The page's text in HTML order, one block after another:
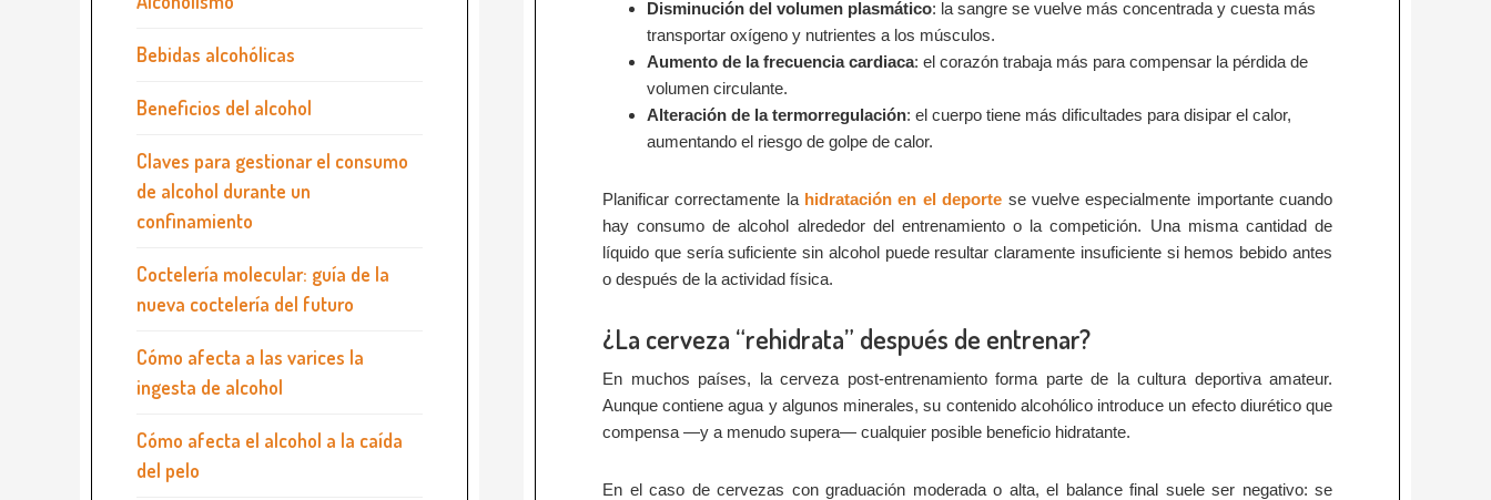
Disminución del volumen plasmático: la sangre se vuelve más concentrada y cuesta más
transportar oxígeno y nutrientes a los músculos.
Aumento de la frecuencia cardiaca: el corazón trabaja más para compensar la pérdida de
volumen circulante.
Alteración de la termorregulación: el cuerpo tiene más dificultades para disipar el calor,
aumentando el riesgo de golpe de calor.
Planificar correctamente la hidratación en el deporte se vuelve especialmente importante cuando
hay consumo de alcohol alrededor del entrenamiento o la competición. Una misma cantidad de
líquido que sería suficiente sin alcohol puede resultar claramente insuficiente si hemos bebido antes
o después de la actividad física.
¿La cerveza “rehidrata” después de entrenar?
En muchos países, la cerveza post-entrenamiento forma parte de la cultura deportiva amateur.
Aunque contiene agua y algunos minerales, su contenido alcohólico introduce un efecto diurético que
compensa —y a menudo supera— cualquier posible beneficio hidratante.
En el caso de cervezas con graduación moderada o alta, el balance final suele ser negativo: se
Bebidas alcohólicas
Beneficios del alcohol
Claves para gestionar el consumo
de alcohol durante un
confinamiento
Coctelería molecular: guía de la
nueva coctelería del futuro
Cómo afecta a las varices la
ingesta de alcohol
Cómo afecta el alcohol a la caída
del pelo